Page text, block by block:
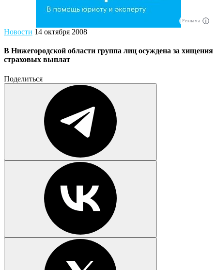
Реклама
Новости 14 октября 2008
В Нижегородской области группа лиц осуждена за хищения
страховых выплат
Поделиться